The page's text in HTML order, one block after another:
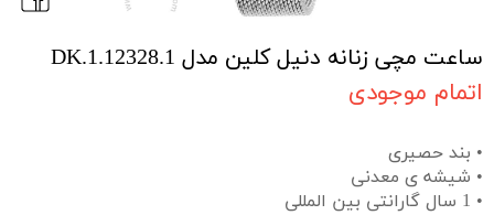
ساعت مچی زنانه دنیل کلین مدل DK.1.12328.1
اتمام موجودی
• بند حصیری
• شیشه ی معدنی
• 1 سال گارانتی بین المللی